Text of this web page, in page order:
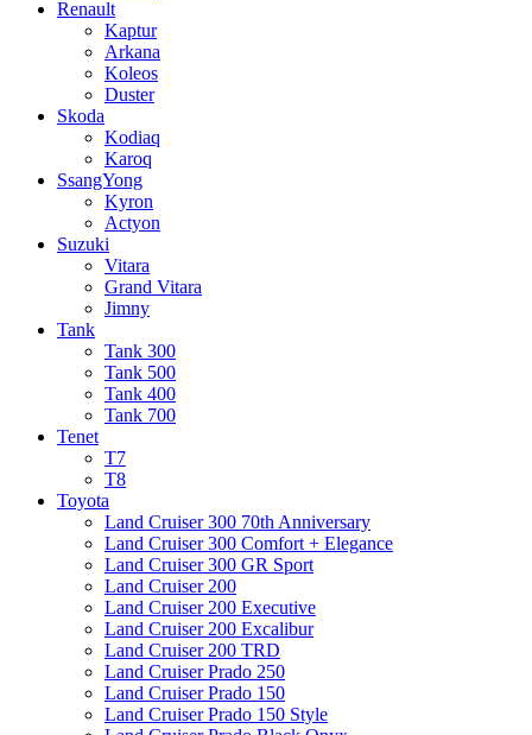
Renault
Kaptur
Arkana
Koleos
Duster
Skoda
Kodiaq
Karoq
SsangYong
Kyron
Actyon
Suzuki
Vitara
Grand Vitara
Jimny
Tank
Tank 300
Tank 500
Tank 400
Tank 700
Tenet
T7
T8
Toyota
Land Cruiser 300 70th Anniversary
Land Cruiser 300 Comfort + Elegance
Land Cruiser 300 GR Sport
Land Cruiser 200
Land Cruiser 200 Executive
Land Cruiser 200 Excalibur
Land Cruiser 200 TRD
Land Cruiser Prado 250
Land Cruiser Prado 150
Land Cruiser Prado 150 Style